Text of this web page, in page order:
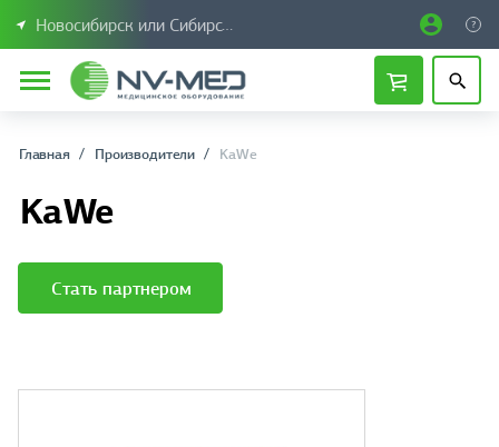
Новосибирск или Сибирский федеральный округ
Главная Производители KaWe
KaWe
Стать партнером